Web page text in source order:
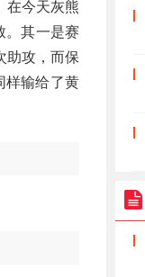
在今天灰熊
。其一是赛
助攻，而保
样输给了黄